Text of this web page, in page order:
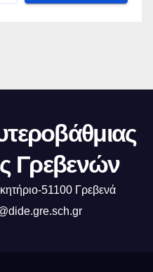
Γρεβενών
51100 Γρεβενά